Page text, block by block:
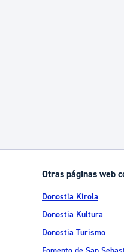
Otras páginas web
Donostia Kirola
Donostia Kultura
Donostia Turismo